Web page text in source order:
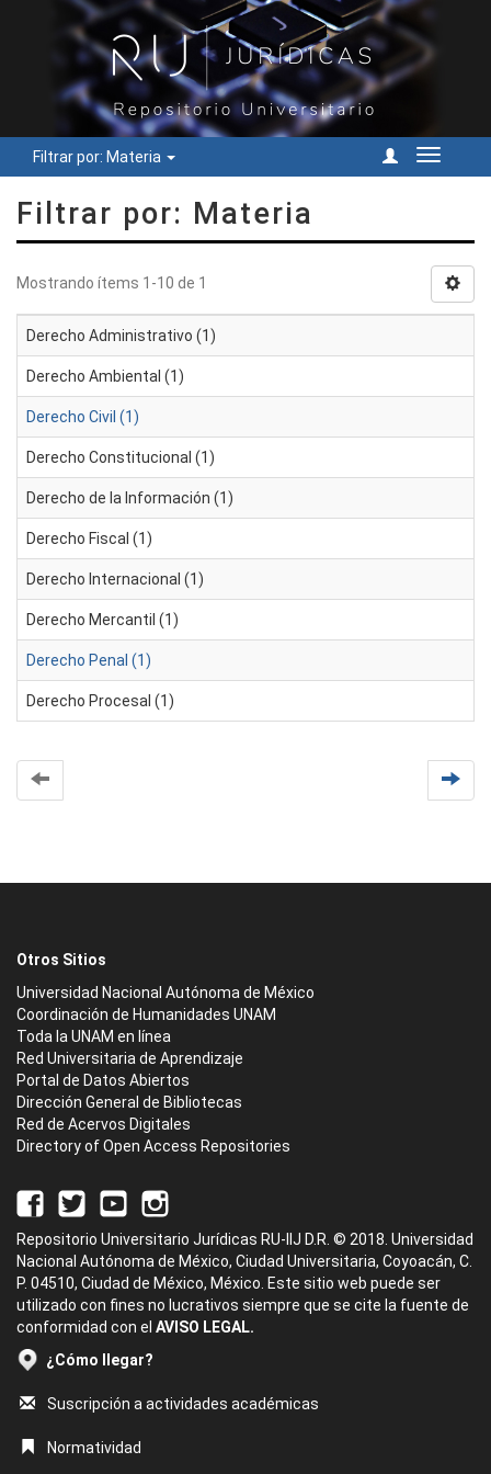
Filtrar por: Materia
Cambiar
Filtrar por: Materia
Mostrando ítems 1-10 de 1
Derecho Administrativo (1)
Derecho Ambiental (1)
Derecho Civil (1)
Derecho Constitucional (1)
Derecho de la Información (1)
Derecho Fiscal (1)
Derecho Internacional (1)
Derecho Mercantil (1)
Derecho Penal (1)
Derecho Procesal (1)
Otros Sitios
Universidad Nacional Autónoma de México
Coordinación de Humanidades UNAM
Toda la UNAM en línea
Red Universitaria de Aprendizaje
Portal de Datos Abiertos
Dirección General de Bibliotecas
Red de Acervos Digitales
Directory of Open Access Repositories
Repositorio Universitario Jurídicas RU-IIJ D.R. © 2018. Universidad
Nacional Autónoma de México, Ciudad Universitaria, Coyoacán, C.
P. 04510, Ciudad de México, México. Este sitio web puede ser
utilizado con fines no lucrativos siempre que se cite la fuente de
conformidad con el AVISO LEGAL.
¿Cómo llegar?
Suscripción a actividades académicas
Normatividad